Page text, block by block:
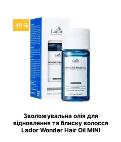
-19 %
Зволожувальна олія для
відновлення та блиску волосся
Lador Wonder Hair Oil MINI